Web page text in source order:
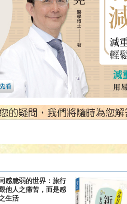
感脆弱的世界：旅行
他人之痛苦，而是感
生活